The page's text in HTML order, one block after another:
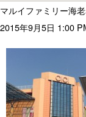
マルイファミリー海
2015年9月5日 1:00